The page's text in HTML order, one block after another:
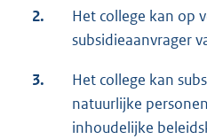
2.
Het college kan op
subsidieaanvrager
3.
Het college kan
natuurlijke
inhoudelijke